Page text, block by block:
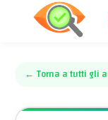
← Torna a tutti gli